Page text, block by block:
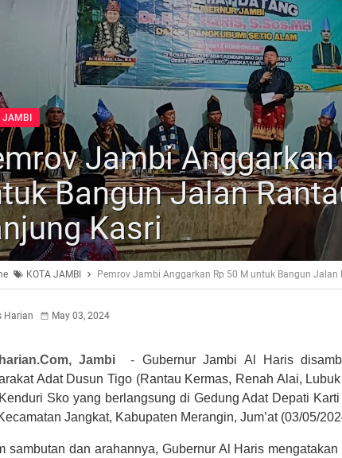
JAMBI
Jambi Anggarkan
Bangun Jalan
Kasri
KOTA JAMBI Pemrov Jambi Anggarkan Rp 50 M untuk Bangun Jalan
Harian May 03, 2024
Jambi - Gubernur Jambi Al Haris
Adat Dusun Tigo (Rantau Kermas, Renah Alai,
Sko yang berlangsung di Gedung Adat Depati
Jangkat, Kabupaten Merangin, Jum’at (03/05/
sambutan dan arahannya, Gubernur Al Haris